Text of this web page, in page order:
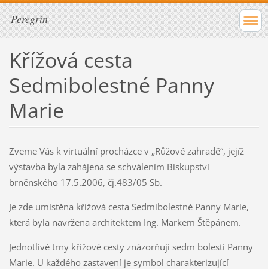
Peregrin
Křížová cesta
Sedmibolestné Panny
Marie
Zveme Vás k virtuální procházce v „Růžové zahradě“, jejíž
výstavba byla zahájena se schválením Biskupství
brněnského 17.5.2006, čj.483/05 Sb.
Je zde umístěna křížová cesta Sedmibolestné Panny Marie,
která byla navržena architektem Ing. Markem Štěpánem.
Jednotlivé trny křížové cesty znázorňují sedm bolestí Panny
Marie. U každého zastavení je symbol charakterizující